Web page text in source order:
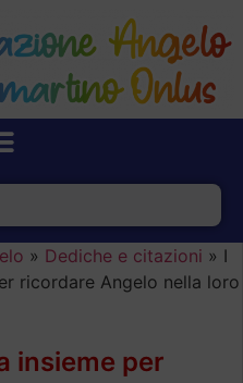
» Dediche e citazioni » I
ricordare Angelo nella loro
insieme per